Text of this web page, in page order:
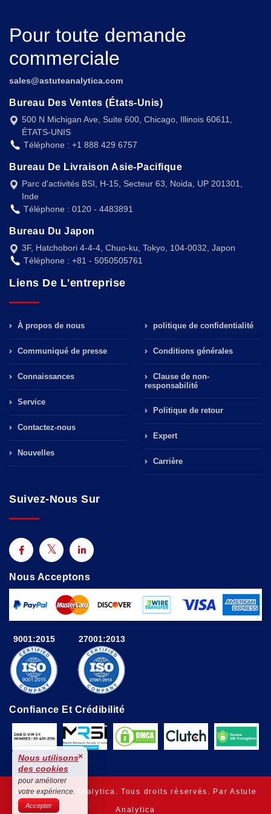
Pour toute demande
commerciale
sales@astuteanalytica.com
Bureau Des Ventes (États-Unis)
500 N Michigan Ave, Suite 600, Chicago, Illinois 60611,
ÉTATS-UNIS
Téléphone : +1 888 429 6757
Bureau De Livraison Asie-Pacifique
Parc d'activités BSI, H-15, Secteur 63, Noida, UP 201301,
Inde
Téléphone : 0120 - 4483891
Bureau Du Japon
3F, Hatchobori 4-4-4, Chuo-ku, Tokyo, 104-0032, Japon
Téléphone : +81 - 5050505761
Liens De L'entreprise
À propos de nous
Communiqué de presse
Connaissances
Service
Contactez-nous
Nouvelles
politique de confidentialité
Conditions générales
Clause de non-
responsabilité
Politique de retour
Expert
Carrière
Suivez-Nous Sur
Nous Acceptons
9001:2015 27001:2013
Confiance Et Crédibilité
© 2025 Astute Analytica. Tous droits réservés. Par Astute
Analytica
Nous utilisons
des cookies
×
pour améliorer
votre expérience.
Accepter